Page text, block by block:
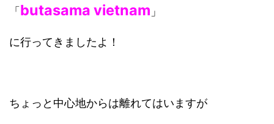
「 butasama vietnam 」
に行ってきましたよ！
ちょっと中心地からは離れてはいますが